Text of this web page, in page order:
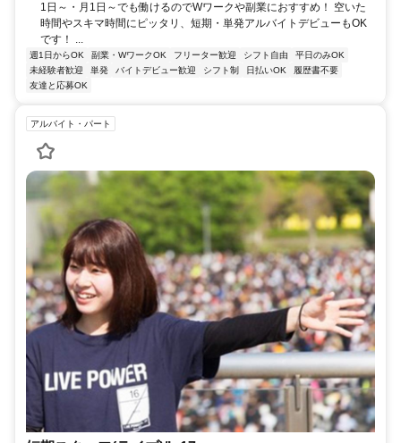
1日～・月1日～でも働けるのでWワークや副業におすすめ！ 空いた
時間やスキマ時間にピッタリ、短期・単発アルバイトデビューもOK
です！ ...
週1日からOK 副業・WワークOK フリーター歓迎 シフト自由
平日のみOK
未経験者歓迎
単発 バイトデビュー歓迎 シフト制 日払いOK
履歴書不要
友達と応募OK
アルバイト・パート